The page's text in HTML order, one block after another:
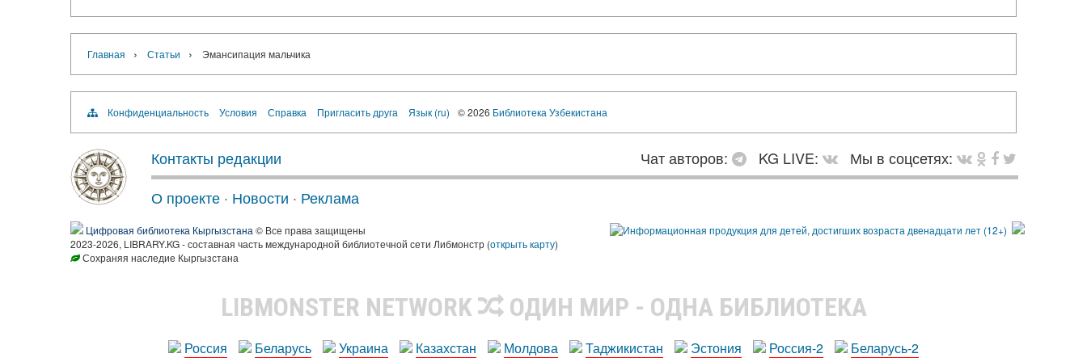
Главная › Статьи › Эмансипация мальчика
Конфиденциальность Условия Справка Пригласить друга Язык (ru) © 2026 Библиотека Узбекистана
Контакты редакции Чат авторов: KG LIVE:
Мы в соцсетях:
О проекте · Новости · Реклама
Цифровая библиотека Кыргызстана© Все права защищены
2023-2026, LIBRARY.KG - составная часть международной библиотечной сети Либмонстр (открыть карту)
Сохраняя наследие Кыргызстана
LIBMONSTER NETWORK ОДИН МИР - ОДНА БИБЛИОТЕКА
Россия Беларусь Украина Казахстан Молдова Таджикистан Эстония Россия-2 Беларусь-2